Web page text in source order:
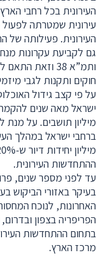
העירונית בכל רחבי
עירונית שמטרתה
העירונית. פעילותה של
גם לקביעת עקרונות
ותמ”א 38
חוקים ותקנות לגבי
מיליון תושבים. על מנת
ההתחדשות העירונית.
בעיקר באזורי הביקוש
האחרונות, לנוכח
הפריפריה בצפון
בתחום ההתחדשות
מרכז הארץ.